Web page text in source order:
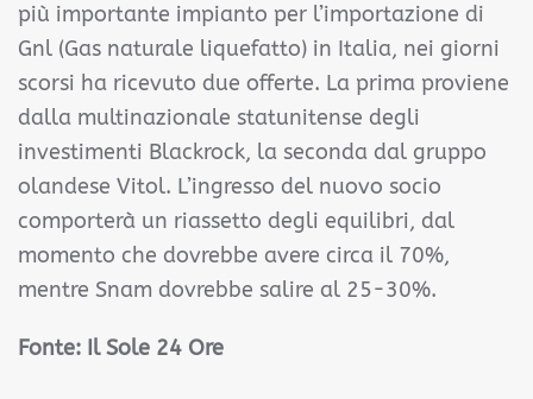
più importante impianto per l’importazione di
Gnl (Gas naturale liquefatto) in Italia, nei giorni
scorsi ha ricevuto due offerte. La prima proviene
dalla multinazionale statunitense degli
investimenti Blackrock, la seconda dal gruppo
olandese Vitol. L’ingresso del nuovo socio
comporterà un riassetto degli equilibri, dal
momento che dovrebbe avere circa il 70%,
mentre Snam dovrebbe salire al 25-30%.
Fonte: Il Sole 24 Ore